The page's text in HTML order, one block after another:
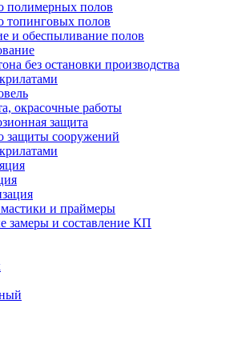
полимерных полов
топинговых полов
и обеспыливание полов
без остановки производства
окрасочные работы
защита
защиты сооружений
и праймеры
замеры и составление КП